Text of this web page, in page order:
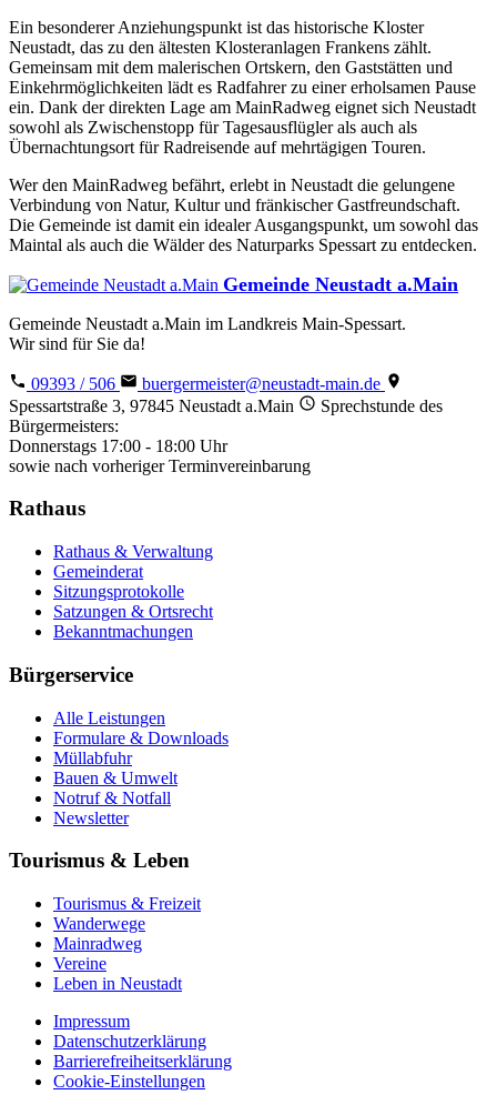
Ein besonderer Anziehungspunkt ist das historische Kloster
Neustadt, das zu den ältesten Klosteranlagen Frankens zählt.
Gemeinsam mit dem malerischen Ortskern, den Gaststätten und
Einkehrmöglichkeiten lädt es Radfahrer zu einer erholsamen Pause
ein. Dank der direkten Lage am MainRadweg eignet sich Neustadt
sowohl als Zwischenstopp für Tagesausflügler als auch als
Übernachtungsort für Radreisende auf mehrtägigen Touren.
Wer den MainRadweg befährt, erlebt in Neustadt die gelungene
Verbindung von Natur, Kultur und fränkischer Gastfreundschaft.
Die Gemeinde ist damit ein idealer Ausgangspunkt, um sowohl das
Maintal als auch die Wälder des Naturparks Spessart zu entdecken.
Gemeinde Neustadt a.Main
Gemeinde Neustadt a.Main im Landkreis Main-Spessart.
Wir sind für Sie da!
09393 / 506
buergermeister@neustadt-main.de
Spessartstraße 3, 97845 Neustadt a.Main
Sprechstunde des
Bürgermeisters:
Donnerstags 17:00 - 18:00 Uhr
sowie nach vorheriger Terminvereinbarung
Rathaus
Rathaus & Verwaltung
Gemeinderat
Sitzungsprotokolle
Satzungen & Ortsrecht
Bekanntmachungen
Bürgerservice
Alle Leistungen
Formulare & Downloads
Müllabfuhr
Bauen & Umwelt
Notruf & Notfall
Newsletter
Tourismus & Leben
Tourismus & Freizeit
Wanderwege
Mainradweg
Vereine
Leben in Neustadt
Impressum
Datenschutzerklärung
Barrierefreiheitserklärung
Cookie-Einstellungen